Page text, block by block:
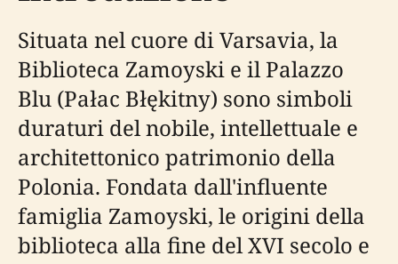
Situata nel cuore di Varsavia, la
Biblioteca Zamoyski e il Palazzo
Blu (Pałac Błękitny) sono simboli
duraturi del nobile, intellettuale e
architettonico patrimonio della
Polonia. Fondata dall'influente
famiglia Zamoyski, le origini della
biblioteca alla fine del XVI secolo e